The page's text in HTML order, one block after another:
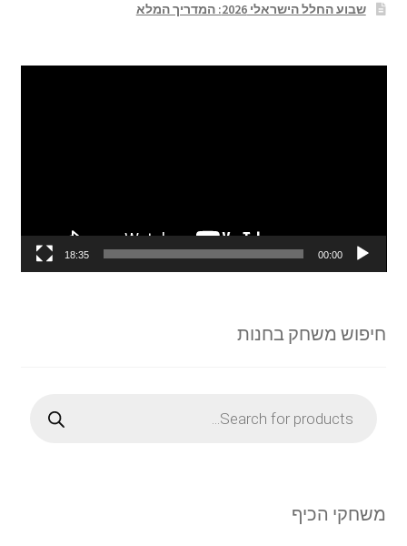
שבוע החלל הישראלי 2026: המדריך המלא
00:00
18:35
חיפוש משחק בחנות
search
משחקי הכיף